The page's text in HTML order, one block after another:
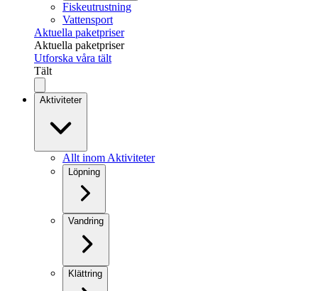
Fiskeutrustning
Vattensport
Aktuella paketpriser
Aktuella paketpriser
Utforska våra tält
Tält
Aktiviteter
Allt inom Aktiviteter
Löpning
Vandring
Klättring